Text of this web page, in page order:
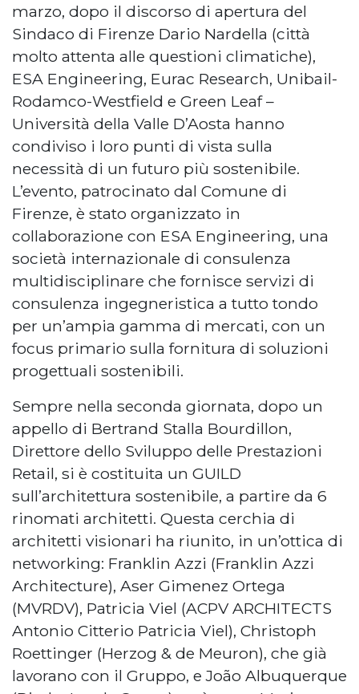
marzo, dopo il discorso di apertura del
Sindaco di Firenze Dario Nardella (città
molto attenta alle questioni climatiche),
ESA Engineering, Eurac Research, Unibail-
Rodamco-Westfield e Green Leaf –
Università della Valle D’Aosta hanno
condiviso i loro punti di vista sulla
necessità di un futuro più sostenibile.
L’evento, patrocinato dal Comune di
Firenze, è stato organizzato in
collaborazione con ESA Engineering, una
società internazionale di consulenza
multidisciplinare che fornisce servizi di
consulenza ingegneristica a tutto tondo
per un’ampia gamma di mercati, con un
focus primario sulla fornitura di soluzioni
progettuali sostenibili.
Sempre nella seconda giornata, dopo un
appello di Bertrand Stalla Bourdillon,
Direttore dello Sviluppo delle Prestazioni
Retail, si è costituita un GUILD
sull’architettura sostenibile, a partire da 6
rinomati architetti. Questa cerchia di
architetti visionari ha riunito, in un’ottica di
networking: Franklin Azzi (Franklin Azzi
Architecture), Aser Gimenez Ortega
(MVRDV), Patricia Viel (ACPV ARCHITECTS
Antonio Citterio Patricia Viel), Christoph
Roettinger (Herzog & de Meuron), che già
lavorano con il Gruppo, e João Albuquerque